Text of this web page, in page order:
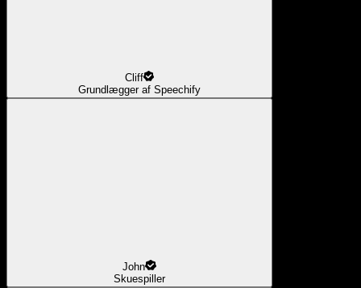
Cliff
Grundlægger af Speechify
John
Skuespiller